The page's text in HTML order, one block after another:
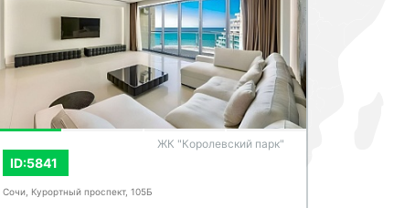
СМОТРЕТЬ ВСЕ ФОТО
ID:5841
ЖК "Королевский парк"
Сочи, Курортный проспект, 105Б